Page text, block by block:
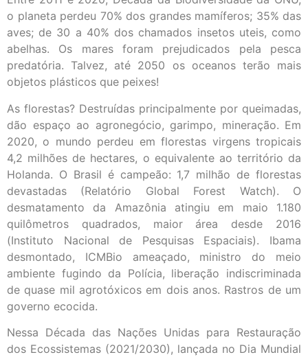
o planeta perdeu 70% dos grandes mamíferos; 35% das
aves; de 30 a 40% dos chamados insetos uteis, como
abelhas. Os mares foram prejudicados pela pesca
predatória. Talvez, até 2050 os oceanos terão mais
objetos plásticos que peixes!
As florestas? Destruídas principalmente por queimadas,
dão espaço ao agronegócio, garimpo, mineração. Em
2020, o mundo perdeu em florestas virgens tropicais
4,2 milhões de hectares, o equivalente ao território da
Holanda. O Brasil é campeão: 1,7 milhão de florestas
devastadas (Relatório Global Forest Watch). O
desmatamento da Amazônia atingiu em maio 1.180
quilômetros quadrados, maior área desde 2016
(Instituto Nacional de Pesquisas Espaciais). Ibama
desmontado, ICMBio ameaçado, ministro do meio
ambiente fugindo da Polícia, liberação indiscriminada
de quase mil agrotóxicos em dois anos. Rastros de um
governo ecocida.
Nessa Década das Nações Unidas para Restauração
dos Ecossistemas (2021/2030), lançada no Dia Mundial